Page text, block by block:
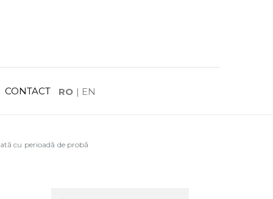
CONTACT RO | EN
cu perioadă de probă